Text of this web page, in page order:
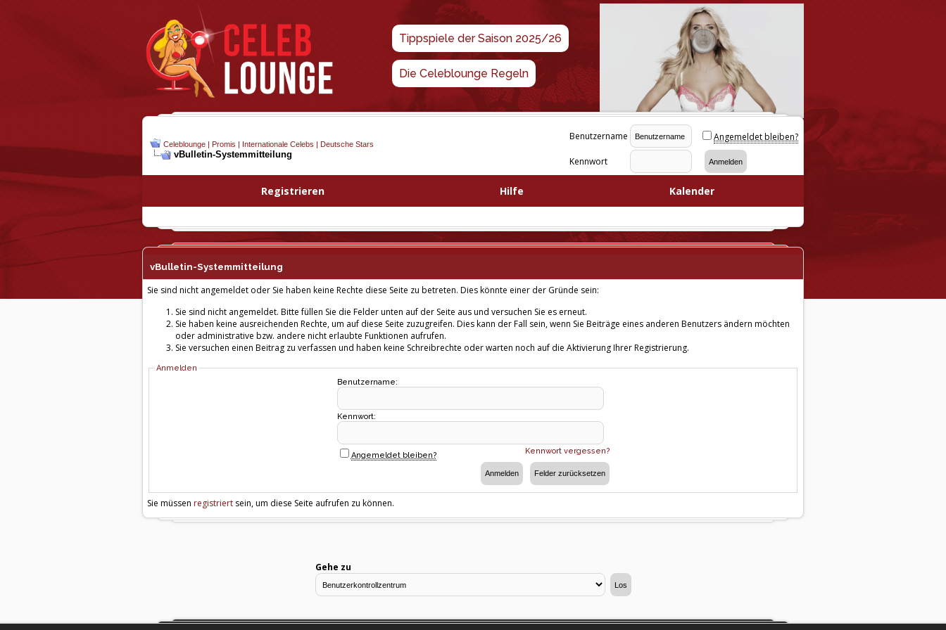
Tippspiele der Saison 2025/26
Die Celeblounge Regeln
Celeblounge | Promis | Internationale Celebs | Deutsche Stars
vBulletin-Systemmitteilung
Benutzername Angemeldet bleiben?
Kennwort
Registrieren Hilfe Kalender
vBulletin-Systemmitteilung
Sie sind nicht angemeldet oder Sie haben keine Rechte diese Seite zu betreten. Dies könnte einer der Gründe sein:
Sie sind nicht angemeldet. Bitte füllen Sie die Felder unten auf der Seite aus und versuchen Sie es erneut.
Sie haben keine ausreichenden Rechte, um auf diese Seite zuzugreifen. Dies kann der Fall sein, wenn Sie Beiträge eines anderen Benutzers ändern möchten
oder administrative bzw. andere nicht erlaubte Funktionen aufrufen.
Sie versuchen einen Beitrag zu verfassen und haben keine Schreibrechte oder warten noch auf die Aktivierung Ihrer Registrierung.
Anmelden
Benutzername:
Kennwort:
Kennwort vergessen?
Angemeldet bleiben?
Sie müssen registriert sein, um diese Seite aufrufen zu können.
Gehe zu